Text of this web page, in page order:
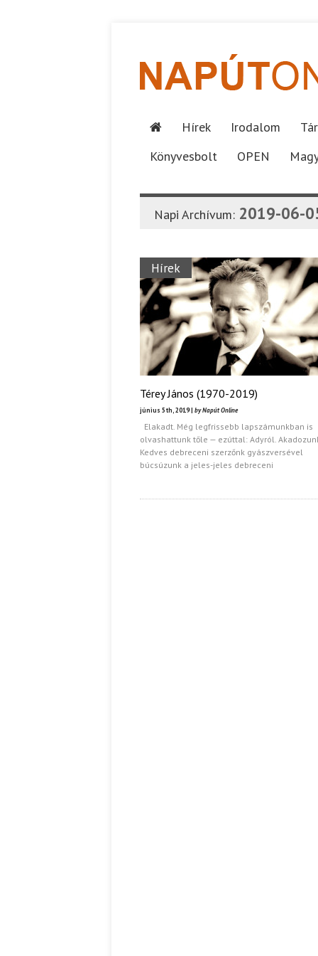
Hírek Irodalom
Könyvesbolt
OPEN
Napi Archívum: 2019-06-
Hírek
Térey János (1970-2019)
június 5th, 2019 | by Napút Online
Elakadt. Még legfrissebb lapszámunkban is
olvashattunk tőle — ezúttal: Adyról.
Kedves debreceni szerzőnk gyászversével
búcsúzunk a jeles-jeles debreceni